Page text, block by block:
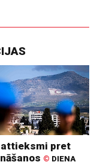
pret
© DIENA